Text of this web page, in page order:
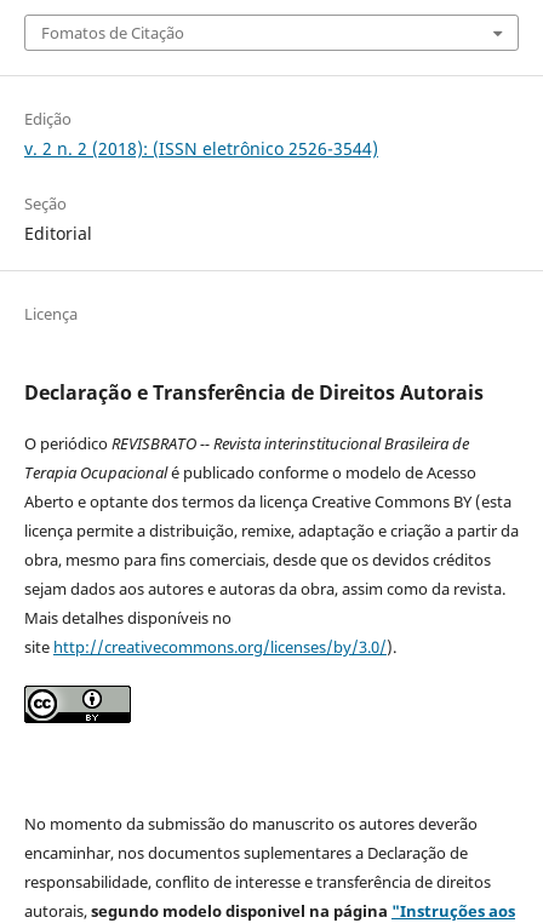
Fomatos de Citação
Edição
v. 2 n. 2 (2018): (ISSN eletrônico 2526-3544)
Seção
Editorial
Licença
Declaração e Transferência de Direitos Autorais
O periódicoREVISBRATO -- Revista interinstitucional Brasileira de
Terapia Ocupacionalé publicado conforme o modelo de Acesso
Aberto e optante dos termos da licença Creative Commons BY (esta
licença permite a distribuição, remixe, adaptação e criação a partir da
obra, mesmo para fins comerciais, desde que os devidos créditos
sejam dados aos autores e autoras da obra, assim como da revista.
Mais detalhes disponíveis no
site http://creativecommons.org/licenses/by/3.0/).
No momento da submissão do manuscrito os autores deverão
encaminhar, nos documentos suplementares a Declaração de
responsabilidade, conflito de interesse e transferência de direitos
autorais,segundo modelodisponivel na página "Instruções aos